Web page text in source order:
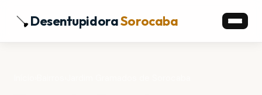
DesentupidoraSorocaba